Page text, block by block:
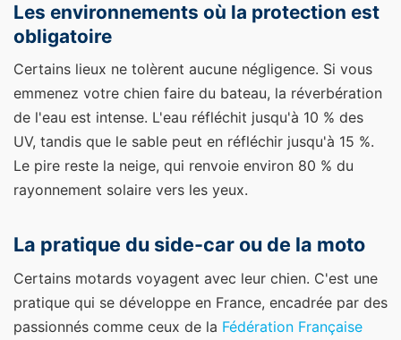
Les environnements où la protection est
obligatoire
Certains lieux ne tolèrent aucune négligence. Si vous
emmenez votre chien faire du bateau, la réverbération
de l'eau est intense. L'eau réfléchit jusqu'à 10 % des
UV, tandis que le sable peut en réfléchir jusqu'à 15 %.
Le pire reste la neige, qui renvoie environ 80 % du
rayonnement solaire vers les yeux.
La pratique du side-car ou de la moto
Certains motards voyagent avec leur chien. C'est une
pratique qui se développe en France, encadrée par des
passionnés comme ceux de la Fédération Française